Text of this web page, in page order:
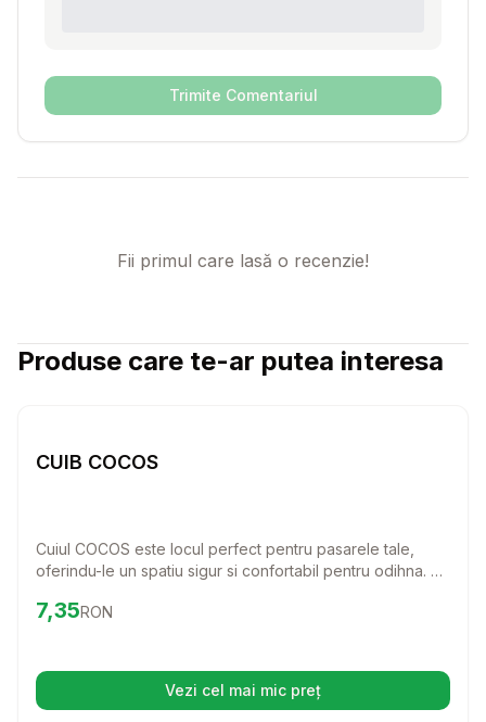
Trimite Comentariul
Fii primul care lasă o recenzie!
Produse care te-ar putea interesa
CUIB COCOS
Cuiul COCOS este locul perfect pentru pasarele tale,
oferindu-le un spatiu sigur si confortabil pentru odihna. Cu
si siguranta in viata micilor tale prieteni. Fii sigur ca
Preț:7.35
7,35RON
Vezi cel mai mic preț(se deschide într-o filă nouă)